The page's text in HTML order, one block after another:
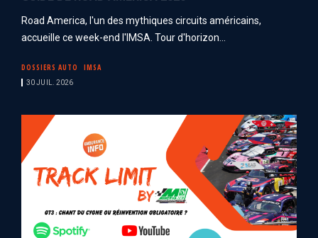
Road America, l'un des mythiques circuits américains,
accueille ce week-end l'IMSA. Tour d'horizon...
DOSSIERS AUTO IMSA
30 JUIL. 2026